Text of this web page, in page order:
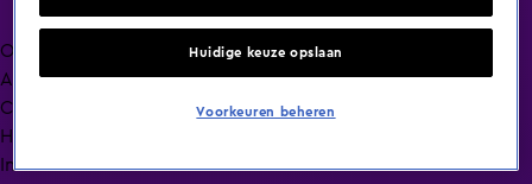
Overzicht
Afleveringen
Clips
Hoe is het nu met?
Info
Huidige keuze opslaan
Voorkeuren beheren